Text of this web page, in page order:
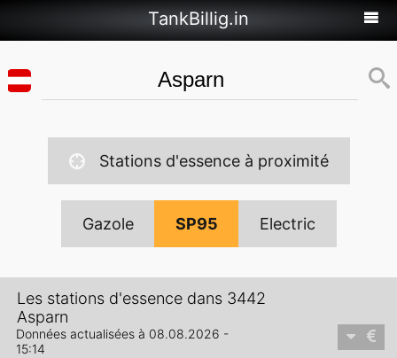
TankBillig.in
Stations d'essence à proximité
Gazole SP95 Electric
Les stations d'essence dans 3442
Asparn
Données actualisées à 08.08.2026 -
15:14